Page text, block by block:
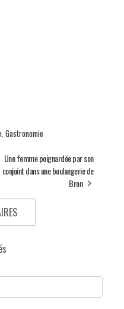
, Gastronomie
Une femme poignardée par son
conjoint dans une boulangerie de
Bron